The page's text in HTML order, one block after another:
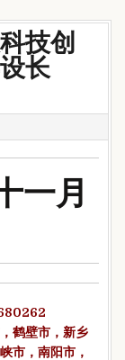
技创
长
一月
鹤壁市，新乡
市，南阳市，